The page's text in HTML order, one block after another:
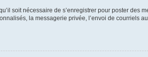
soit nécessaire de s’enregistrer pour poster des
la messagerie privée, l’envoi de courriels